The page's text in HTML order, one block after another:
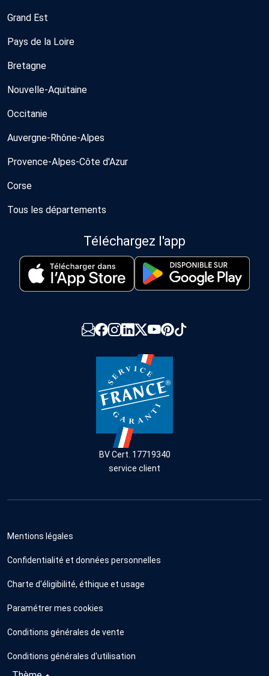
Grand Est
Pays de la Loire
Bretagne
Nouvelle-Aquitaine
Occitanie
Auvergne-Rhône-Alpes
Provence-Alpes-Côte d'Azur
Corse
Tous les départements
Téléchargez l'app
BV Cert. 17719340
service client
Mentions légales
Confidentialité et données personnelles
Charte d'éligibilité, éthique et usage
Paramétrer mes cookies
Conditions générales de vente
Conditions générales d'utilisation